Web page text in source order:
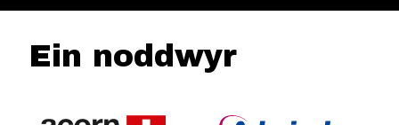
Ein noddwyr